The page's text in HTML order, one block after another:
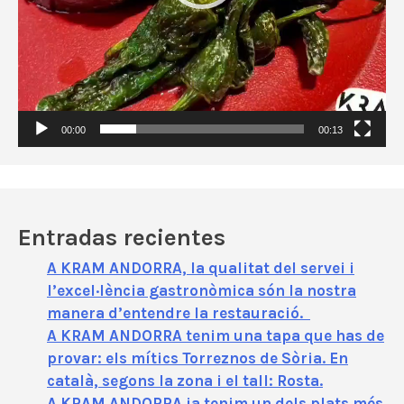
d
e
v
d
00:00 00:13
Entradas recientes
A KRAM ANDORRA, la qualitat del servei i
l’excel·lència gastronòmica són la nostra
manera d’entendre la restauració.
A KRAM ANDORRA tenim una tapa que has de
provar: els mítics Torreznos de Sòria. En
català, segons la zona i el tall: Rosta.